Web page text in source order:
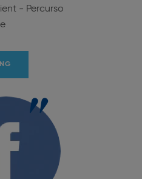
- Percurso